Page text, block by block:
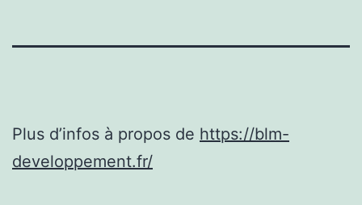
Plus d’infos à propos de https://blm-
developpement.fr/